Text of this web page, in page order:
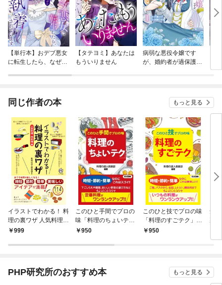
【単行本】おデブ悪女
に転生したら、なぜか
【タテヨミ】あなたは
もういりません
病弱な悪役令嬢です
が、婚約者が過保護す
同じ作者の本 もっと見る
イラストでわかる！ 料
理の裏ワザ 人気料理・
肉料理 編（KKロング
999
このひと手間でプロの
味「料理のちょいテ
ク」（KKロングセラ
950
このひと技でプロの味
「料理のすごテク」
（KKロングセラー
950
知
裏
ラ
PHP研究所のおすすめ本 もっと見る